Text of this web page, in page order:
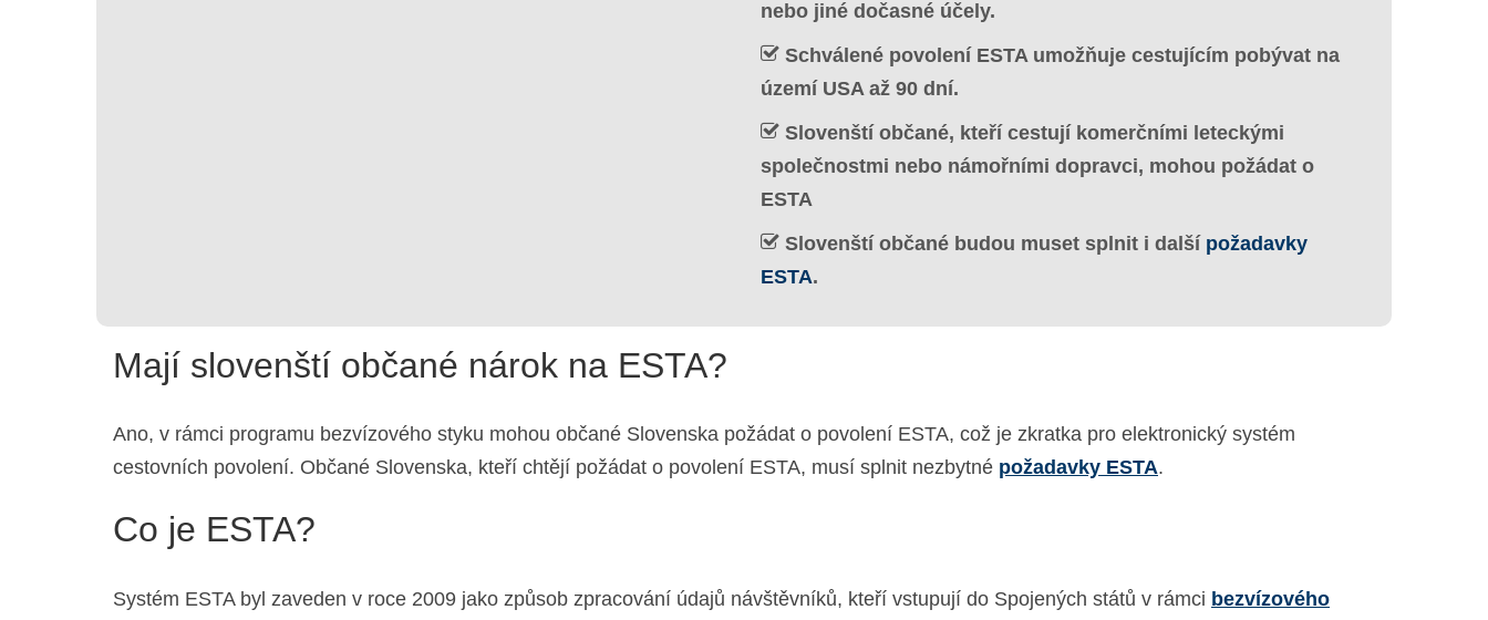
nebo jiné dočasné účely.
Schválené povolení ESTA umožňuje cestujícím pobývat na
území USA až 90 dní.
Slovenští občané, kteří cestují komerčními leteckými
společnostmi nebo námořními dopravci, mohou požádat o
ESTA
Slovenští občané budou muset splnit i další požadavky
ESTA.
Mají slovenští občané nárok na ESTA?
Ano, v rámci programu bezvízového styku mohou občané Slovenska požádat o povolení ESTA, což je zkratka pro elektronický systém
cestovních povolení. Občané Slovenska, kteří chtějí požádat o povolení ESTA, musí splnit nezbytné požadavky ESTA.
Co je ESTA?
Systém ESTA byl zaveden v roce 2009 jako způsob zpracování údajů návštěvníků, kteří vstupují do Spojených států v rámci bezvízového